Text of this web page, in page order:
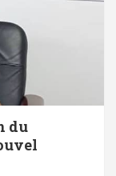
du